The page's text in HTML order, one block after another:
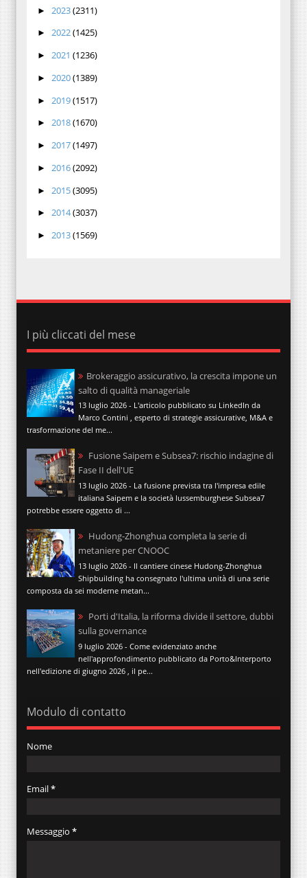
► 2023(2311)
► 2022(1425)
► 2021 (1236)
► 2020(1389)
► 2019(1517)
► 2018(1670)
► 2017(1497)
► 2016(2092)
► 2015(3095)
► 2014(3037)
► 2013(1569)
I più cliccati del mese
Brokeraggio assicurativo, la crescita impone un
salto di qualità manageriale
13 luglio 2026 - L'articolo pubblicato su LinkedIn da
Marco Contini , esperto di strategie assicurative, M&A e
trasformazione del me...
Fusione Saipem e Subsea7: rischio indagine di
Fase II dell'UE
13 luglio 2026 - La fusione prevista tra l'impresa edile
italiana Saipem e la società lussemburghese Subsea7
potrebbe essere oggetto di ...
Hudong-Zhonghua completa la serie di
metaniere per CNOOC
13 luglio 2026 - Il cantiere cinese Hudong-Zhonghua
Shipbuilding ha consegnato l'ultima unità di una serie
composta da sei moderne metan...
Porti d'Italia, la riforma divide il settore, dubbi
sulla governance
9 luglio 2026 - Come evidenziato anche
nell'approfondimento pubblicato da Porto&Interporto
nell'edizione di giugno 2026 , il pe...
Modulo di contatto
Nome
Email*
Messaggio *